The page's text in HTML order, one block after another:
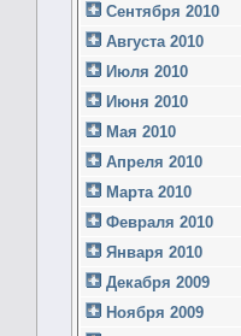
Сентября 2010
Августа 2010
Июля 2010
Июня 2010
Мая 2010
Апреля 2010
Марта 2010
Февраля 2010
Января 2010
Декабря 2009
Ноября 2009